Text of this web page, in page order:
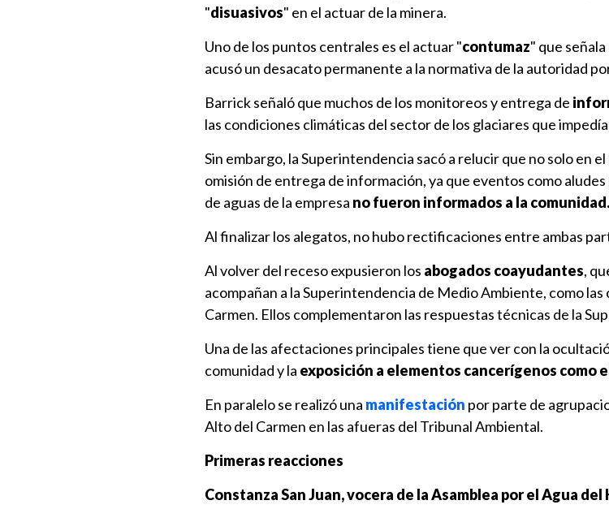
"disuasivos" en el actuar de la minera.
Uno de los puntos centrales es el actuar "contumaz" que
acusó un desacato permanente a la normativa de la autoridad
Barrick señaló que muchos de los monitoreos y entrega de
las condiciones climáticas del sector de los glaciares que
Sin embargo, la Superintendencia sacó a relucir que no solo en
omisión de entrega de información, ya que eventos como
de aguas de la empresa no fueron informados a la comunidad.
Al finalizar los alegatos, no hubo rectificaciones entre ambas
Al volver del receso expusieron los abogados coayudantes,
acompañan a la Superintendencia de Medio Ambiente, como
Carmen. Ellos complementaron las respuestas técnicas de la
Una de las afectaciones principales tiene que ver con la
comunidad y la exposición a elementos cancerígenos como
En paralelo se realizó una manifestación por parte de
Alto del Carmen en las afueras del Tribunal Ambiental.
Primeras reacciones
Constanza San Juan, vocera de la Asamblea por elAgua del